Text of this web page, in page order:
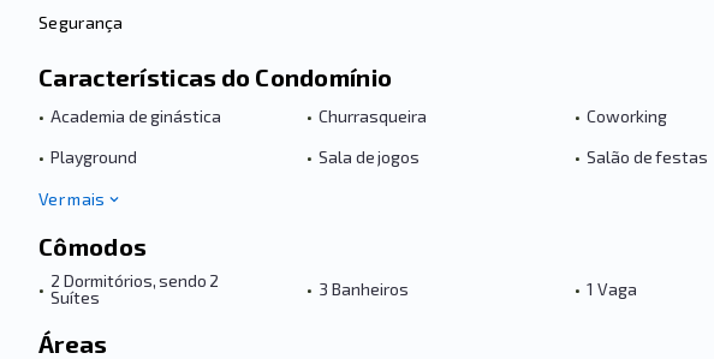
Segurança
Características do Condomínio
• Academia de ginástica • Churrasqueira • Coworking
• Playground • Sala de jogos • Salão de festas
Ver mais
Cômodos
• 2 Dormitórios, sendo 2
Suítes
• 3 Banheiros • 1 Vaga
Áreas